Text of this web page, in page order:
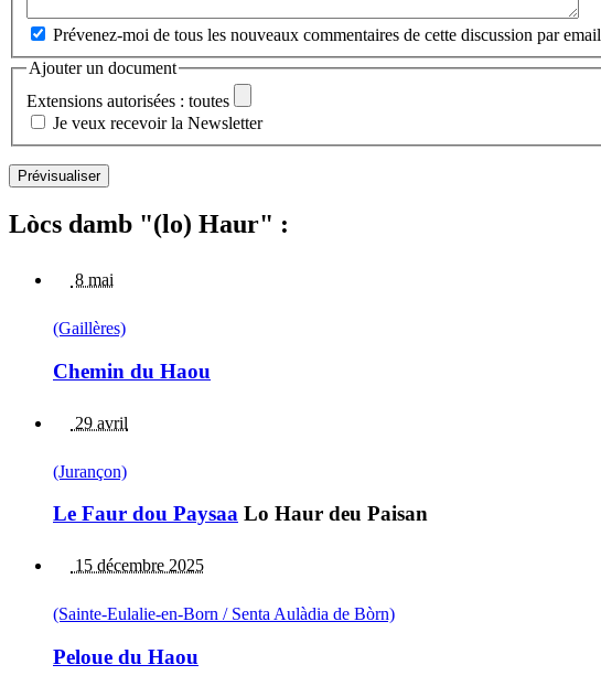
Prévenez-moi de tous les nouveaux commentaires de cette discussion par email
Ajouter un document
Extensions autorisées : toutes
Je veux recevoir la Newsletter
Lòcs damb "(lo) Haur" :
8 mai
(Gaillères)
Chemin du Haou
29 avril
(Jurançon)
Le Faur dou Paysaa Lo Haur deu Paisan
15 décembre 2025
(Sainte-Eulalie-en-Born / Senta Aulàdia de Bòrn)
Peloue du Haou